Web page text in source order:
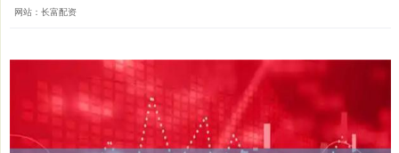
网站：长富配资